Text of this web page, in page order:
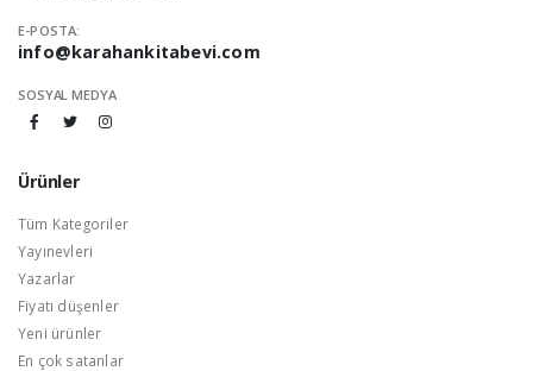
E-POSTA:
info@karahankitabevi.com
SOSYAL MEDYA
Ürünler
Tüm Kategoriler
Yayınevleri
Yazarlar
Fiyatı düşenler
Yeni ürünler
En çok satanlar